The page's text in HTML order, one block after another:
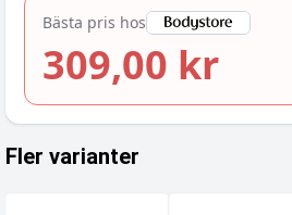
Bästa pris hos
309,00 kr
Fler varianter